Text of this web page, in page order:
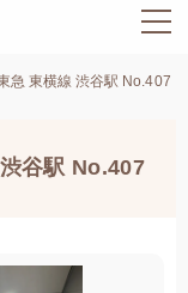
急 東横線 渋谷駅 No.407
谷駅 No.407